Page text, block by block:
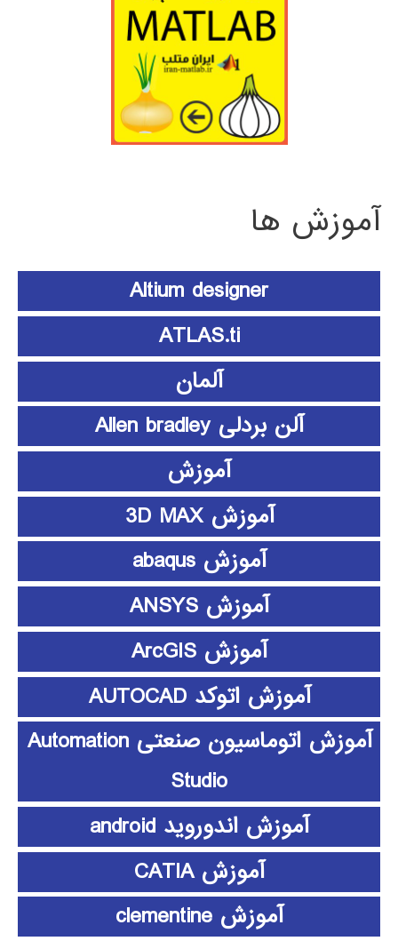
آموزش ها
Altium designer
ATLAS.ti
آلمان
آلن بردلی Allen bradley
آموزش
آموزش 3D MAX
آموزش abaqus
آموزش ANSYS
آموزش ArcGIS
آموزش اتوکد AUTOCAD
آموزش اتوماسیون صنعتی Automation
Studio
آموزش اندوروید android
آموزش CATIA
آموزش clementine